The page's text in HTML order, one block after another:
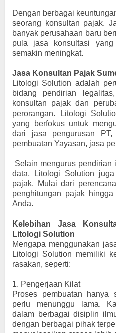
Dengan berbagai
seorang konsultan pajak.
banyak perusahaan baru
pula jasa konsultasi
semakin meningkat.
Jasa Konsultan Pajak
Litologi Solution adalah
bidang pendirian
konsultan pajak dan
perorangan. Litologi
yang berfokus untuk
dari jasa pengurusan
pembuatan Yayasan, jasa
Selain mengurus pendirian
data, Litologi Solution
pajak. Mulai dari
penghitungan pajak
Anda.
Kelebihan Jasa
Litologi Solution
Mengapa menggunakan
Litologi Solution memiliki
rasakan, seperti:
1. Pengerjaan Kilat
Proses pembuatan hanya
perlu menunggu lama.
dalam berbagai disiplin
dengan berbagai pihak